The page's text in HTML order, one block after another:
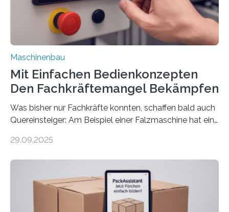
Maschinenbau
Mit Einfachen Bedienkonzepten
Den Fachkräftemangel Bekämpfen
Was bisher nur Fachkräfte konnten, schaffen bald auch
Quereinsteiger: Am Beispiel einer Falzmaschine hat ein
Mensch-Maschine-Schnittstelle so sehr vereinfacht,
Die zugrunde liegende Methodik lässt sich auf alle
anderen Maschinen übertragen. Eine Falzmaschine
umzurüsten ist ein Job für echte Profis. Eine solche
Maschine faltet in Druckereien Broschüren, Prospekte,
29.09.2025